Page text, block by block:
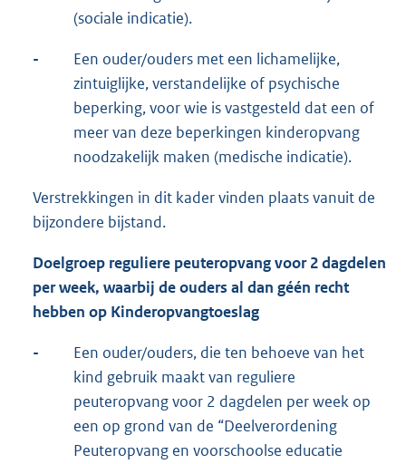
(sociale indicatie).
-
Een ouder/ouders met een lichamelijke,
zintuiglijke, verstandelijke of psychische
beperking, voor wie is vastgesteld dat een of
meer van deze beperkingen kinderopvang
noodzakelijk maken (medische indicatie).
Verstrekkingen in dit kader vinden plaats vanuit de
bijzondere bijstand.
Doelgroep reguliere peuteropvang voor 2 dagdelen
per week, waarbij de ouders al dan géén recht
hebben op Kinderopvangtoeslag
-
Een ouder/ouders, die ten behoeve van het
kind gebruik maakt van reguliere
peuteropvang voor 2 dagdelen per week op
een op grond van de “Deelverordening
Peuteropvang en voorschoolse educatie